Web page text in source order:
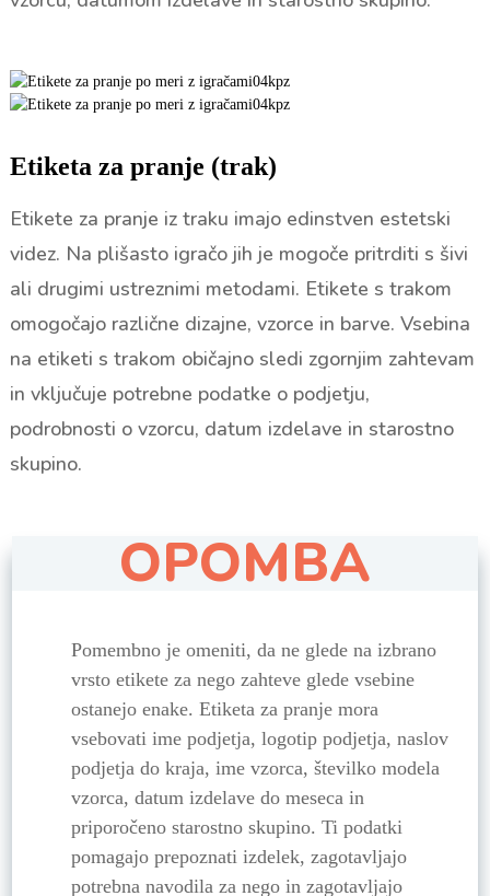
Etiketa za pranje (trak)
Etikete za pranje iz traku imajo edinstven estetski
videz. Na plišasto igračo jih je mogoče pritrditi s šivi
ali drugimi ustreznimi metodami. Etikete s trakom
omogočajo različne dizajne, vzorce in barve. Vsebina
na etiketi s trakom običajno sledi zgornjim zahtevam
in vključuje potrebne podatke o podjetju,
podrobnosti o vzorcu, datum izdelave in starostno
skupino.
OPOMBA
Pomembno je omeniti, da ne glede na izbrano
vrsto etikete za nego zahteve glede vsebine
ostanejo enake. Etiketa za pranje mora
vsebovati ime podjetja, logotip podjetja, naslov
podjetja do kraja, ime vzorca, številko modela
vzorca, datum izdelave do meseca in
priporočeno starostno skupino. Ti podatki
pomagajo prepoznati izdelek, zagotavljajo
potrebna navodila za nego in zagotavljajo